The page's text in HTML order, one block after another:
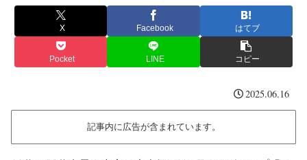
X Facebook はてブ
Pocket LINE コピー
2025.06.16
記事内に広告が含まれています。